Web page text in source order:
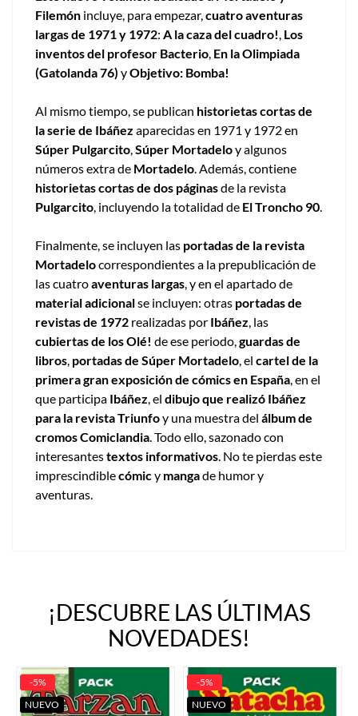
Filemón incluye, para empezar,cuatro aventuras
largas de 1971 y 1972: A la caza del cuadro!, Los
inventos del profesor Bacterio, En la Olimpiada
(Gatolanda 76) yObjetivo: Bomba!
Al mismo tiempo, se publican historietas cortas de
la serie de Ibáñez aparecidas en 1971 y 1972 en
Súper Pulgarcito,Súper Mortadeloy algunos
números extra de Mortadelo. Además, contiene
historietas cortas de dos páginasde la revista
Pulgarcito, incluyendo la totalidad de El Troncho 90.
Finalmente, se incluyen las portadas de la revista
Mortadelocorrespondientes a la prepublicación de
las cuatroaventuras largas, y en el apartado de
material adicionalse incluyen: otras portadas de
revistas de 1972 realizadas por Ibáñez, las
cubiertas de los Olé! de ese periodo,guardas de
libros, portadas de Súper Mortadelo, el cartel de la
primera gran exposición de cómics en España, en el
que participa Ibáñez, el dibujo que realizó Ibáñez
para la revista Triunfoy una muestra del álbum de
cromos Comiclandia. Todo ello, sazonado con
interesantestextos informativos. No te pierdas este
imprescindiblecómicy mangade humor y
aventuras.
¡DESCUBRE LAS ÚLTIMAS
NOVEDADES!
-5%
NUEVO
-5%
NUEVO